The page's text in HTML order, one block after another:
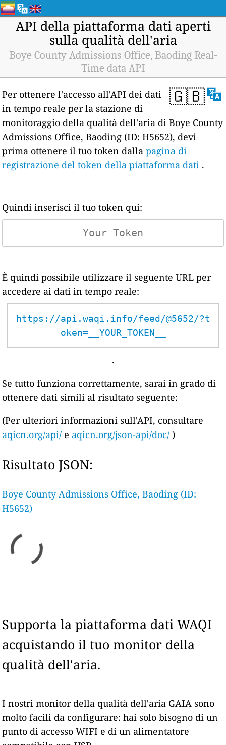
API della piattaforma dati aperti
sulla qualità dell'aria
Boye County Admissions Office, Baoding Real-
Time data API
🇬🇧
Per ottenere l'accesso all'API dei dati
in tempo reale per la stazione di
monitoraggio della qualità dell'aria di Boye County
Admissions Office, Baoding (ID: H5652), devi
prima ottenere il tuo token dallapagina di
registrazione del token della piattaforma dati .
Quindi inserisci il tuo token qui:
È quindi possibile utilizzare il seguente URL per
accedere ai dati in tempo reale:
https://api.waqi.info/feed/@5652/?t
oken=__YOUR_TOKEN__
.
Se tutto funziona correttamente, sarai in grado di
ottenere dati simili al risultato seguente:
(Per ulteriori informazioni sull'API, consultare
aqicn.org/api/ e aqicn.org/json-api/doc/ )
Risultato JSON:
Boye County Admissions Office, Baoding (ID:
H5652)
Supporta la piattaforma dati WAQI
acquistando il tuo monitor della
qualità dell'aria.
I nostri monitor della qualità dell'aria GAIA sono
molto facili da configurare: hai solo bisogno di un
punto di accesso WIFI e di un alimentatore